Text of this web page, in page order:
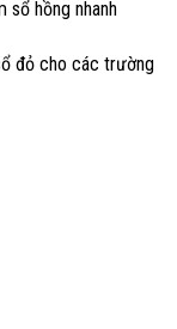
sổ hồng nhanh
đỏ cho các trường